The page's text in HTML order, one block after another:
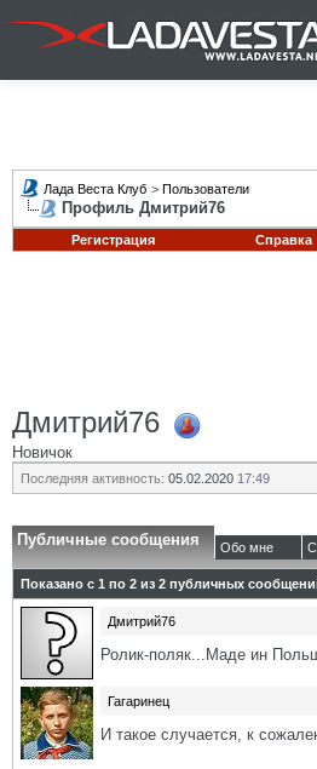
Лада Веста Клуб > Пользователи
Профиль Дмитрий76
Регистрация Справка
Дмитрий76
Новичок
Последняя активность: 05.02.2020 17:49
Публичные сообщения Обо мне
Показано с 1 по 2 из 2 публичных
Дмитрий76
Ролик-поляк...Маде ин
Гагаринец
И такое случается, к